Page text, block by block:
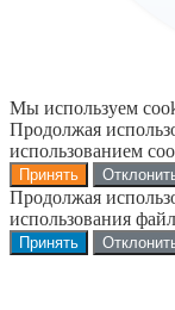
Мы используем
Продолжая
использованием
Принять
Продолжая
использования
Принять